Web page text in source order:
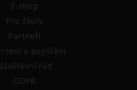
E-shop
Pro školy
Partneři
o pojištění
řád
GDPR